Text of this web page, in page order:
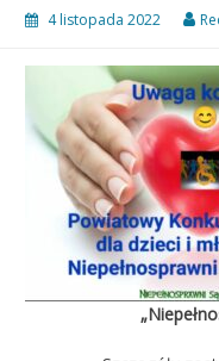
4 listopada 2022